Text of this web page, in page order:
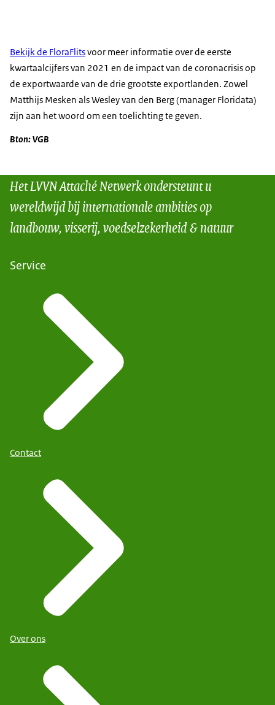
Bekijk de FloraFlitsvoor meer informatie over de eerste
kwartaalcijfers van 2021 en de impact van de coronacrisis op
de exportwaarde van de drie grootste exportlanden. Zowel
Matthijs Mesken als Wesley van den Berg (manager Floridata)
zijn aan het woord om een toelichting te geven.
Bton: VGB
Het LVVN Attaché Netwerk ondersteunt u
wereldwijd bij internationale ambities op
landbouw, visserij, voedselzekerheid & natuur
Service
Contact
Over ons